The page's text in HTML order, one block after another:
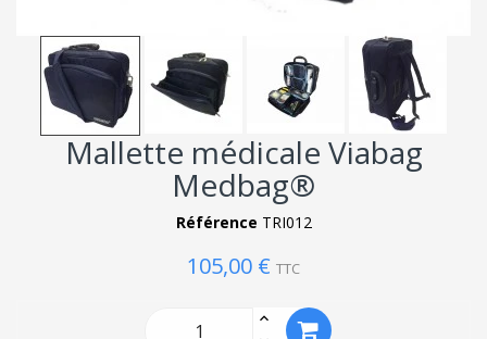
Mallette médicale Viabag
Medbag®
Référence TRI012
105,00 € TTC